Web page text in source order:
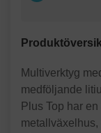
Multiverktyg
medföljande
Plus Top har
metallväxelhus,